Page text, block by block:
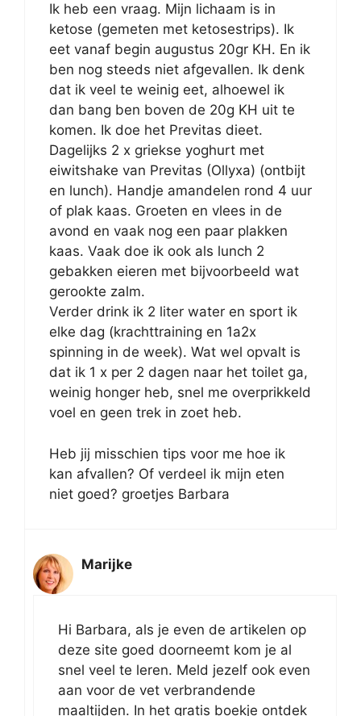
Ik heb een vraag. Mijn lichaam is in
ketose (gemeten met ketosestrips). Ik
eet vanaf begin augustus 20gr KH. En ik
ben nog steeds niet afgevallen. Ik denk
dat ik veel te weinig eet, alhoewel ik
dan bang ben boven de 20g KH uit te
komen. Ik doe het Previtas dieet.
Dagelijks 2 x griekse yoghurt met
eiwitshake van Previtas (Ollyxa) (ontbijt
en lunch). Handje amandelen rond 4 uur
of plak kaas. Groeten en vlees in de
avond en vaak nog een paar plakken
kaas. Vaak doe ik ook als lunch 2
gebakken eieren met bijvoorbeeld wat
gerookte zalm.
Verder drink ik 2 liter water en sport ik
elke dag (krachttraining en 1a2x
spinning in de week). Wat wel opvalt is
dat ik 1 x per 2 dagen naar het toilet ga,
weinig honger heb, snel me overprikkeld
voel en geen trek in zoet heb.
Heb jij misschien tips voor me hoe ik
kan afvallen? Of verdeel ik mijn eten
niet goed? groetjes Barbara
Marijke
Hi Barbara, als je even de artikelen op
deze site goed doorneemt kom je al
snel veel te leren. Meld jezelf ook even
aan voor de vet verbrandende
maaltijden. In het gratis boekje ontdek